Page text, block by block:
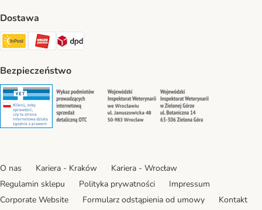
Dostawa
Paczkomat® Shipping Method
ORLEN Paczka Shipping Method
DPD Shipping Method
Bezpieczeństwo
Security Security Security
O nas Kariera - Kraków
Kariera - Wrocław
Regulamin sklepu
Polityka prywatności
Impressum
Corporate Website
Formularz odstąpienia od umowy
Kontakt